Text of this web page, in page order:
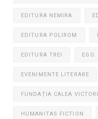
EDITURA NEMIRA
EDITURA POLIROM
EDITURA TREI EGO.
EVENIMENTE LITERARE
FUNDAȚIA CALEA
HUMANITAS FICTION